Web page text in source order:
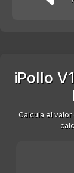
iPollo
Calcula el valor